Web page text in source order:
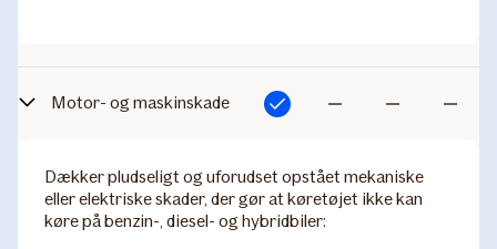
Motor- og maskinskade
Inkluderet
Dækker pludseligt og uforudset opstået mekaniske
eller elektriske skader, der gør at køretøjet ikke kan
køre på benzin-, diesel- og hybridbiler: